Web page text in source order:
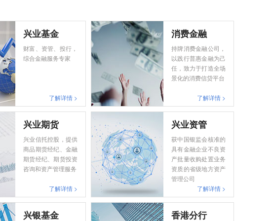
兴业基金
财富、资管、投行，
综合金融服务专家
了解详情 >
消费金融
持牌消费金融公司，
以践行普惠金融为己
任，致力于打造全场
景化的消费信贷平台
了解详情 >
兴业期货
兴业信托控股，提供
商品期货经纪、金融
期货经纪、期货投资
咨询和资产管理服务
了解详情 >
兴业资管
获中国银监会核准的
具有金融企业不良资
产批量收购处置业务
资质的省级地方资产
管理公司
了解详情 >
兴银基金 香港分行